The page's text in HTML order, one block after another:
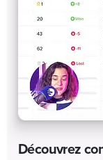
Découvrez